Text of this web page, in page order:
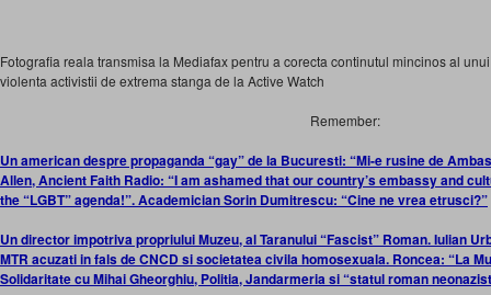
Fotografia reala transmisa la Mediafax pentru a corecta continutul mincinos al
violenta activistii de extrema stanga de la Active Watch
Remember:
Un american despre propaganda “gay” de la Bucuresti: “Mi-e rusine de
Allen, Ancient Faith Radio: “I am ashamed that our country’s embassy and
the “LGBT” agenda!”. Academician Sorin Dumitrescu: “Cine ne vrea etrusci?”
Un director impotriva propriului Muzeu, al Taranului “Fascist” Roman. Iulian
MTR acuzati in fals de CNCD si societatea civila homosexuala. Roncea: “La
Solidaritate cu Mihai Gheorghiu, Politia, Jandarmeria si “statul roman